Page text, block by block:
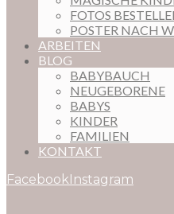
FOTOS
POSTER NACH
ARBEITEN
BLOG
BABYBAUCH
NEUGEBORENE
BABYS
KINDER
FAMILIEN
KONTAKT
FacebookInstagram